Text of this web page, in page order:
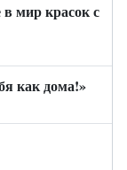
мир красок с
как дома!»